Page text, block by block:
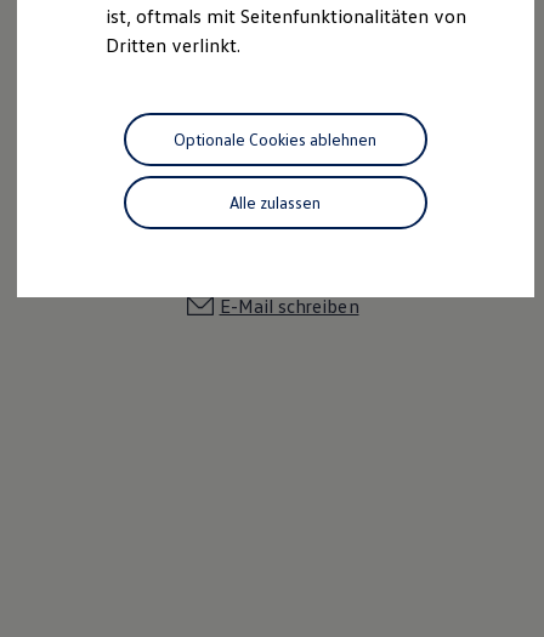
Software Updates
Service und Ersatzteile
Motorenöl und Flüssigkeiten
Räder und Reifen
Pannen- und Unfallhilfe
Economy Service
Volkswagen Teile
Zubehör
Entertainment und Elektronik
Uwe Brückner
E-Mail schreiben
ist, oftmals mit Seitenfunktionalitäten von
Dritten verlinkt.
Alle zulassen
Optionale Cookies ablehnen